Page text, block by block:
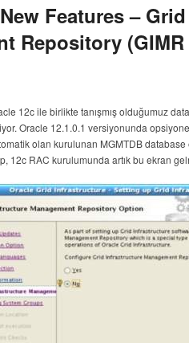
Features –
Repository (GIMR
12c ile birlikte tanışmış olduğumuz
Oracle 12.1.0.1 versiyonunda
olan kurulunan MGMTDB
12c RAC kurulumunda artık bu ekran